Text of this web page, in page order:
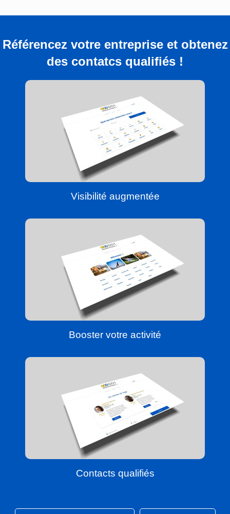
Référencez votre entreprise et obtenez
des contatcs qualifiés !
Visibilité augmentée
Booster votre activité
Contacts qualifiés